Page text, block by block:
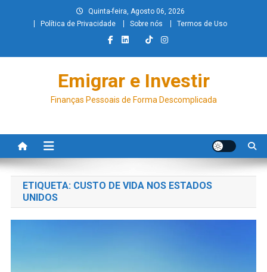
Quinta-feira, Agosto 06, 2026
Política de Privacidade
Sobre nós Termos de Uso
Emigrar e Investir
Finanças Pessoais de Forma Descomplicada
ETIQUETA: CUSTO DE VIDA NOS ESTADOS
UNIDOS